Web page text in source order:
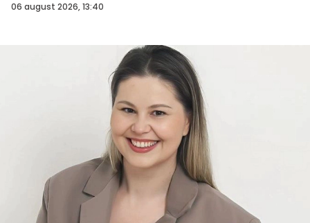
06 august 2026, 13:40